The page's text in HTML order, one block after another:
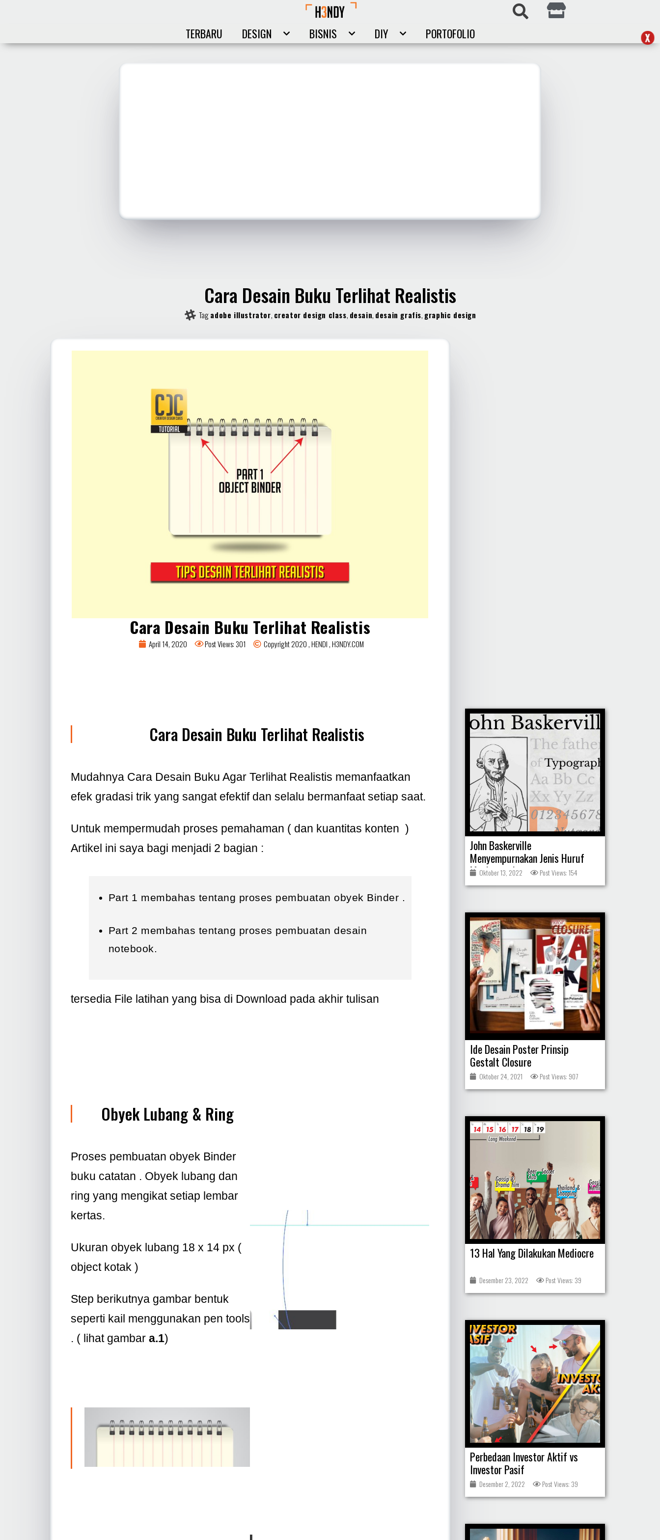
TERBARU DESIGN BISNIS DIY PORTOFOLIO
Cara Desain Buku Terlihat Realistis
Tagadobe illustrator, creator design class, desain, desain grafis, graphic design
Cara Desain Buku Terlihat Realistis
April 14, 2020 Post Views: 301 Copyright 2020 , HENDI , H3NDY.COM
Cara Desain Buku Terlihat Realistis
Mudahnya Cara Desain Buku Agar Terlihat Realistis memanfaatkan
efek gradasi trik yang sangat efektif dan selalu bermanfaat setiap saat.
Untuk mempermudah proses pemahaman ( dan kuantitas konten )
Artikel ini saya bagi menjadi 2 bagian :
Part 1 membahas tentang proses pembuatan obyek Binder .
Part 2 membahas tentang proses pembuatan desain
notebook.
tersedia File latihan yang bisa di Download pada akhir tulisan
Obyek Lubang & Ring
Proses pembuatan obyek Binder
buku catatan . Obyek lubang dan
ring yang mengikat setiap lembar
kertas.
Ukuran obyek lubang 18 x 14 px (
object kotak )
Step berikutnya gambar bentuk
seperti kail menggunakan pen tools
. ( lihat gambara.1)
John Baskerville
Menyempurnakan Jenis Huruf
Mesin cetak
Oktober 13, 2022 Post Views: 154
Ide Desain Poster Prinsip
Gestalt Closure
Oktober 24, 2021 Post Views: 907
13 Hal Yang Dilakukan Mediocre
Desember 23, 2022 Post Views: 39
Perbedaan Investor Aktif vs
Investor Pasif
Desember 2, 2022 Post Views: 39
X